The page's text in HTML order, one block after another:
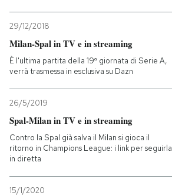
29/12/2018
Milan-Spal in TV e in streaming
È l'ultima partita della 19ª giornata di Serie A,
verrà trasmessa in esclusiva su Dazn
26/5/2019
Spal-Milan in TV e in streaming
Contro la Spal già salva il Milan si gioca il
ritorno in Champions League: i link per seguirla
in diretta
15/1/2020